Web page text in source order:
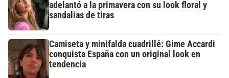
adelantó a la primavera con su look floral y
sandalias de tiras
Camiseta y minifalda cuadrillé: Gime Accardi
conquista España con un original look en
tendencia